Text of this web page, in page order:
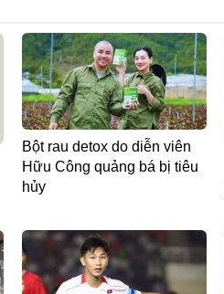
Bột rau detox do diễn viên
Hữu Công quảng bá bị tiêu
hủy